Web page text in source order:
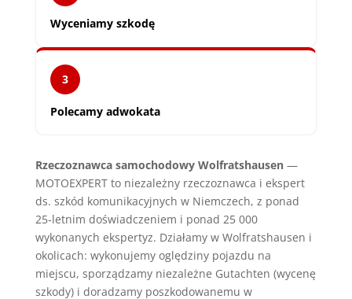
Wyceniamy szkodę
3
Polecamy adwokata
Rzeczoznawca samochodowy Wolfratshausen—
MOTOEXPERT to niezależny rzeczoznawca i ekspert
ds. szkód komunikacyjnych w Niemczech, z ponad
25-letnim doświadczeniem i ponad 25 000
wykonanych ekspertyz. Działamy w Wolfratshausen i
okolicach: wykonujemy oględziny pojazdu na
miejscu, sporządzamy niezależne Gutachten (wycenę
szkody) i doradzamy poszkodowanemu w